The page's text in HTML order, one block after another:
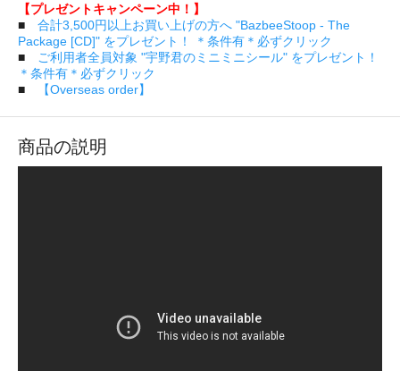
【プレゼントキャンペーン中！】
■ 合計3,500円以上お買い上げの方へ "BazbeeStoop - The
Package [CD]" をプレゼント！ ＊条件有＊必ずクリック
■
ご利用者全員対象 "宇野君のミニミニシール" をプレゼント！
＊条件有＊必ずクリック
■
【Overseas order】
商品の説明